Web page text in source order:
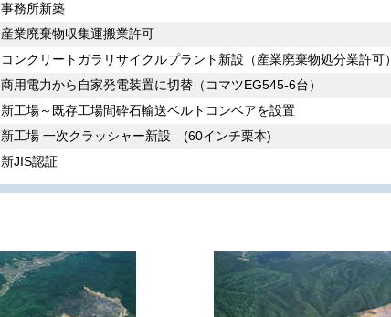
事務所新築
産業廃棄物収集運搬業許可
コンクリートガラリサイクルプラント新設（産業廃棄物処分業許可）
商用電力から自家発電装置に切替（コマツEG545-6台）
新工場～既存工場間砕石輸送ベルトコンベアを設置
新工場 一次クラッシャー新設 (60インチ栗本)
新JIS認証